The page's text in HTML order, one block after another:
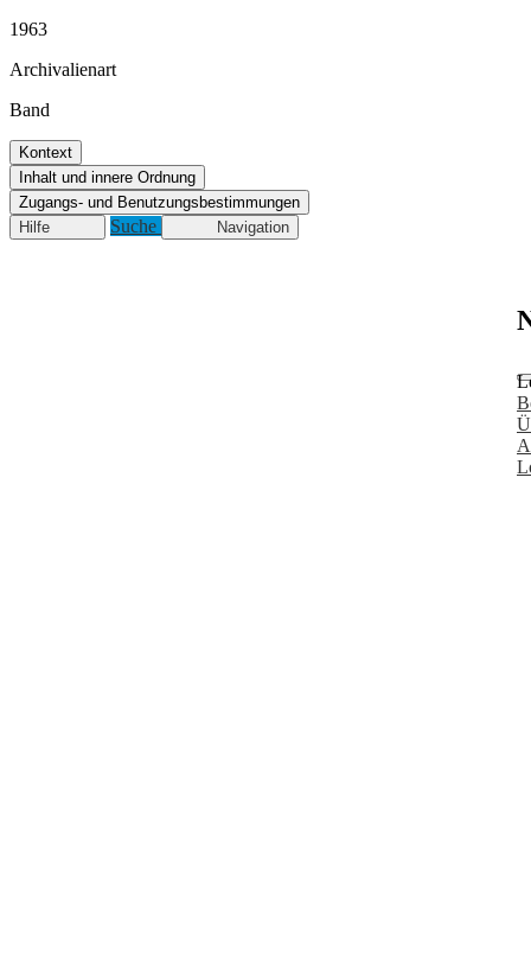
1963
Archivalienart
Band
Kontext
Inhalt und innere Ordnung
Zugangs- und Benutzungsbestimmungen
Hilfe
Suche Navigation